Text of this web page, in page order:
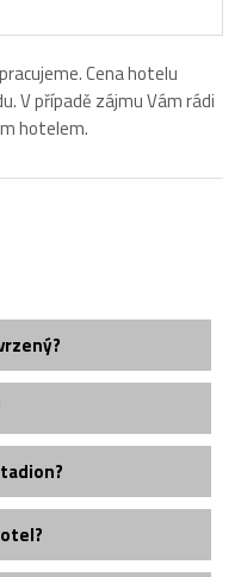
Cena hotelu
V případě zájmu Vám rádi
hotelem.